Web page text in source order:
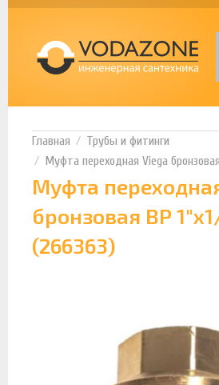
Трубы и фитинги
Муфта переходная Viega
Муфта
бронзовая ВР
(266363)